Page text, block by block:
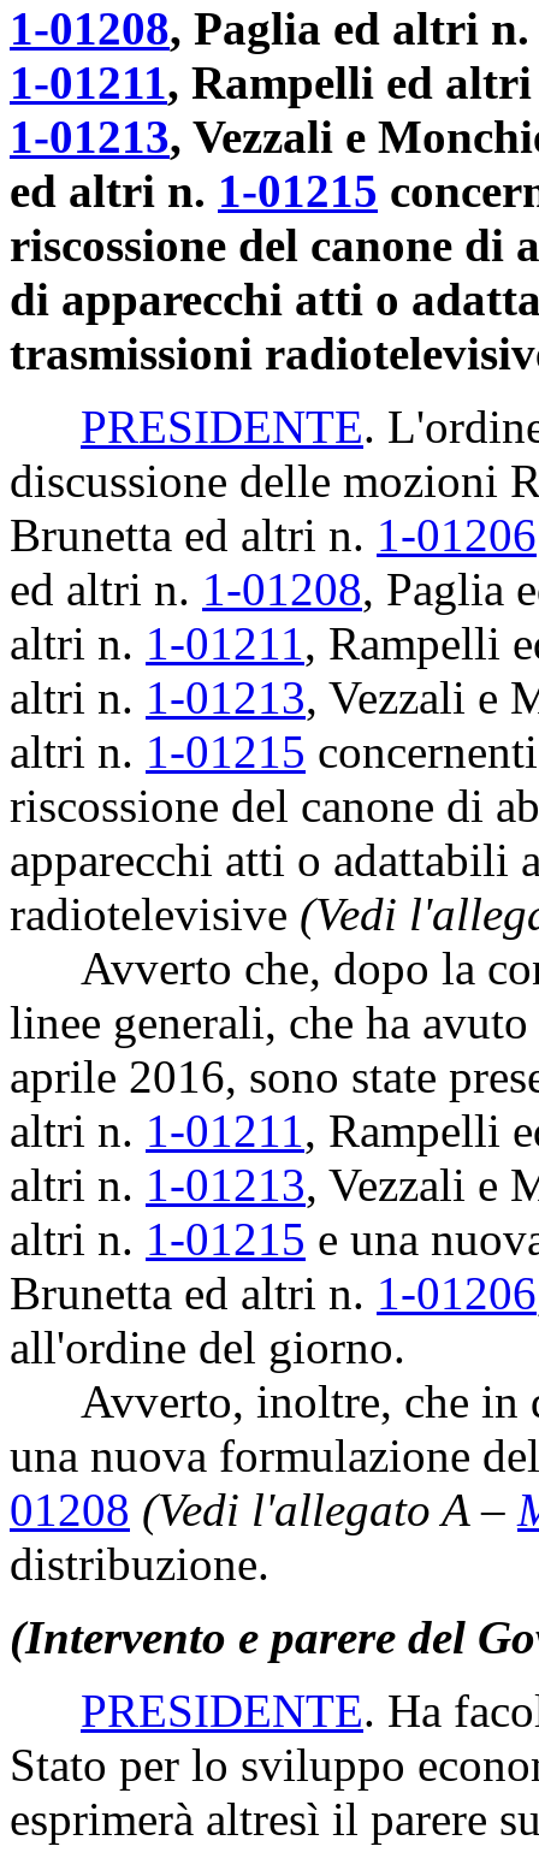
1-01208, Paglia ed altri
1-01211, Rampelli ed
1-01213, Vezzali e
ed altri n. 1-01215
riscossione del canone di
di apparecchi atti o
trasmissioni
PRESIDENTE.
discussione delle mozioni
Brunetta ed altri n. 1-01206
ed altri n. 1-01208, Paglia
altri n. 1-01211, Rampelli
altri n. 1-01213, Vezzali e
altri n. 1-01215
riscossione del canone di
apparecchi atti o adattabili
radiotelevisive (Vedi
Avverto che, dopo la
linee generali, che ha
aprile 2016, sono state
altri n. 1-01211, Rampelli
altri n. 1-01213, Vezzali e
altri n. 1-01215 e una
Brunetta ed altri n. 1-01206
all'ordine del giorno.
Avverto, inoltre, che in
una nuova formulazione
01208 (Vedi l'allegato A –
distribuzione.
(Intervento e parere del
PRESIDENTE. Ha
Stato per lo sviluppo
esprimerà altresì il parere